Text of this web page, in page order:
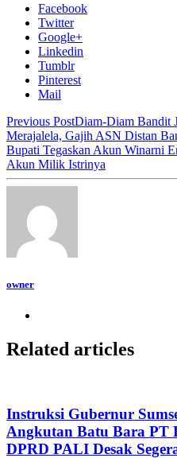
Facebook
Twitter
Google+
Linkedin
Tumblr
Pinterest
Mail
Previous PostDiam-Diam Bandit
Merajalela, Gajih ASN Distan
Bupati Tegaskan Akun Winarni
Akun Milik Istrinya
owner
Related articles
Instruksi Gubernur
Angkutan Batu Bara PT
DPRD PALI Desak